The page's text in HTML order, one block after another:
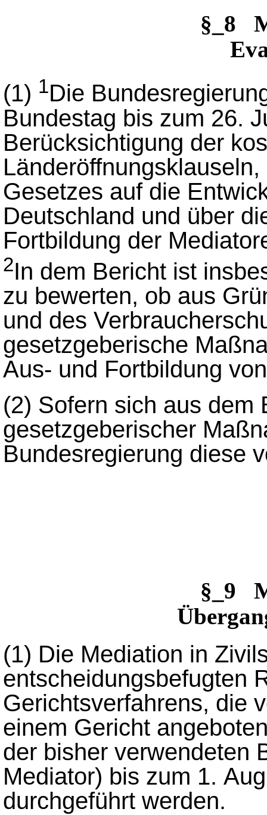
§_8
(1) 1Die
Bundestag bis zum 26.
Berücksichtigung der
Gesetzes auf die
Deutschland und über
Fortbildung der
2In dem Bericht ist
zu bewerten, ob aus
und des
gesetzgeberische
Aus- und Fortbildung
(2) Sofern sich aus dem
gesetzgeberischer
Bundesregierung diese
§_9
(1) Die Mediation in
entscheidungsbefugten
Gerichtsverfahrens, die
einem Gericht
der bisher verwendeten
Mediator) bis zum 1.
durchgeführt werden.